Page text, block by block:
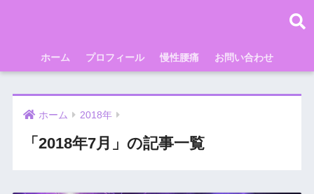
ホーム プロフィール 慢性腰痛 お問い合わせ
ホーム 2018年
「2018年7月」の記事一覧